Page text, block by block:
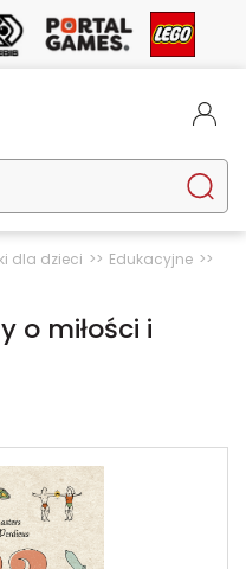
dla dzieci
Edukacyjne
o miłości i